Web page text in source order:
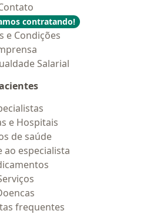
contratando!
e Condições
Salarial
e Hospitais
de saúde
ao especialista
frequentes